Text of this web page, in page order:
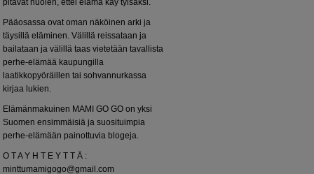
pitävät huolen, ettei elämä käy tylsäksi.
Pääosassa ovat oman näköinen arki ja
täysillä eläminen. Välillä reissataan ja
bailataan ja välillä taas vietetään tavallista
perhe-elämää kaupungilla
laatikkopyöräillen tai sohvannurkassa
kirjaa lukien.
Elämänmakuinen MAMI GO GO on yksi
Suomen ensimmäisiä ja suosituimpia
perhe-elämään painottuvia blogeja.
O T A Y H T E Y T T Ä :
minttumamigogo@gmail.com